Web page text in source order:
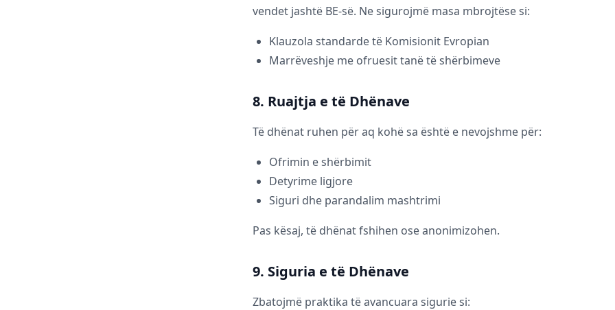
vendet jashtë BE-së. Ne sigurojmë masa mbrojtëse si:
Klauzola standarde të Komisionit Evropian
Marrëveshje me ofruesit tanë të shërbimeve
8. Ruajtja e të Dhënave
Të dhënat ruhen për aq kohë sa është e nevojshme për:
Ofrimin e shërbimit
Detyrime ligjore
Siguri dhe parandalim mashtrimi
Pas kësaj, të dhënat fshihen ose anonimizohen.
9. Siguria e të Dhënave
Zbatojmë praktika të avancuara sigurie si: